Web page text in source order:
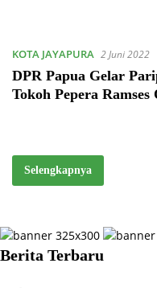
KOTA JAYAPURA 2 Juni 2022
DPR Papua Gelar
Tokoh Pepera Ramses
Selengkapnya
Berita Terbaru